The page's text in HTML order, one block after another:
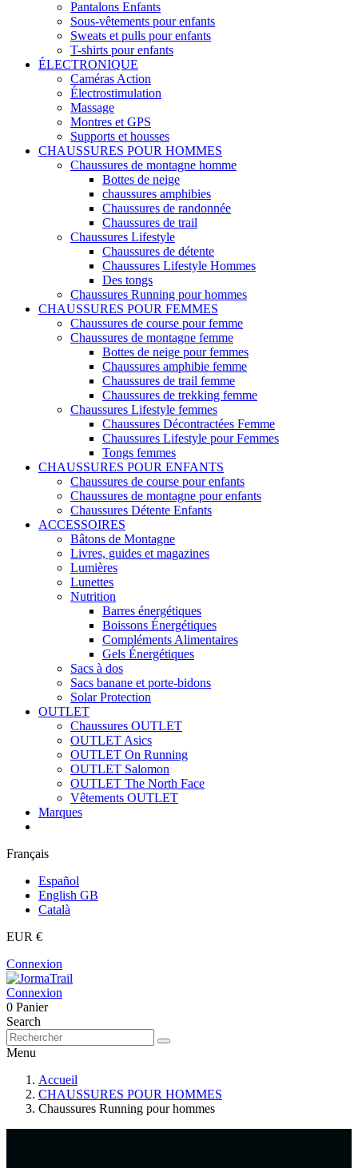
Pantalons Enfants
Sous-vêtements pour enfants
Sweats et pulls pour enfants
T-shirts pour enfants
ÉLECTRONIQUE
Caméras Action
Électrostimulation
Massage
Montres et GPS
Supports et housses
CHAUSSURES POUR HOMMES
Chaussures de montagne homme
Bottes de neige
chaussures amphibies
Chaussures de randonnée
Chaussures de trail
Chaussures Lifestyle
Chaussures de détente
Chaussures Lifestyle Hommes
Des tongs
Chaussures Running pour hommes
CHAUSSURES POUR FEMMES
Chaussures de course pour femme
Chaussures de montagne femme
Bottes de neige pour femmes
Chaussures amphibie femme
Chaussures de trail femme
Chaussures de trekking femme
Chaussures Lifestyle femmes
Chaussures Décontractées Femme
Chaussures Lifestyle pour Femmes
Tongs femmes
CHAUSSURES POUR ENFANTS
Chaussures de course pour enfants
Chaussures de montagne pour enfants
Chaussures Détente Enfants
ACCESSOIRES
Bâtons de Montagne
Livres, guides et magazines
Lumières
Lunettes
Nutrition
Barres énergétiques
Boissons Énergétiques
Compléments Alimentaires
Gels Énergétiques
Sacs à dos
Sacs banane et porte-bidons
Solar Protection
OUTLET
Chaussures OUTLET
OUTLET Asics
OUTLET On Running
OUTLET Salomon
OUTLET The North Face
Vêtements OUTLET
Marques
Français
Español
English GB
Català
EUR €
Connexion
Connexion
0 Panier
Search
Menu
Accueil
CHAUSSURES POUR HOMMES
Chaussures Running pour hommes